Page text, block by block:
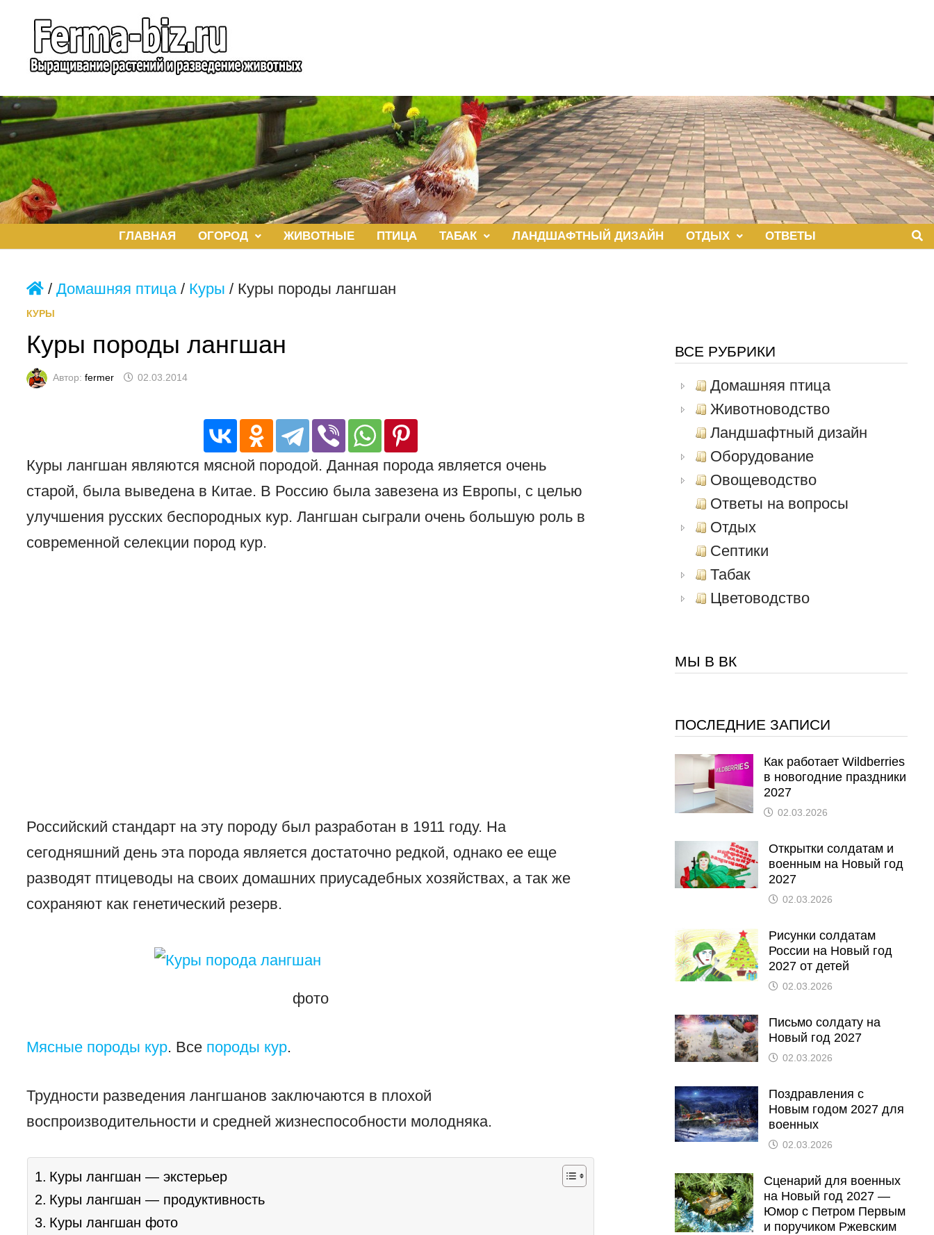
содержимому
ГЛАВНАЯ ОГОРОД ЖИВОТНЫЕ ПТИЦА ТАБАК ЛАНДШАФТНЫЙ ДИЗАЙН ОТДЫХ ОТВЕТЫ
/Домашняя птица/ Куры / Куры породы лангшан
КУРЫ
Куры породы лангшан
Автор:fermer 02.03.2014
Куры лангшан являются мясной породой. Данная порода является очень
старой, была выведена в Китае. В Россию была завезена из Европы, с целью
улучшения русских беспородных кур. Лангшан сыграли очень большую роль в
современной селекции пород кур.
Российский стандарт на эту породу был разработан в 1911 году. На
сегодняшний день эта порода является достаточно редкой, однако ее еще
разводят птицеводы на своих домашних приусадебных хозяйствах, а так же
сохраняют как генетический резерв.
фото
Мясные породы кур. Все породы кур.
Трудности разведения лангшанов заключаются в плохой
воспроизводительности и средней жизнеспособности молодняка.
Куры лангшан — экстерьер
Куры лангшан — продуктивность
Куры лангшан фото
ВСЕ РУБРИКИ
Домашняя птица
Животноводство
Ландшафтный дизайн
Оборудование
Овощеводство
Ответы на вопросы
Отдых
Септики
Табак
Цветоводство
МЫ В ВК
ПОСЛЕДНИЕ ЗАПИСИ
Как работает Wildberries
в новогодние праздники
2027
02.03.2026
Открытки солдатам и
военным на Новый год
2027
02.03.2026
Рисунки солдатам
России на Новый год
2027 от детей
02.03.2026
Письмо солдату на
Новый год 2027
02.03.2026
Поздравления с
Новым годом 2027 для
военных
02.03.2026
Сценарий для военных
на Новый год 2027 —
Юмор с Петром Первым
и поручиком Ржевским